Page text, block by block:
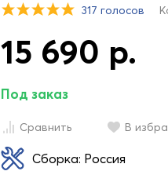
317 голосов
15 690 р.
Под заказ
Сравнить В
Сборка: Россия